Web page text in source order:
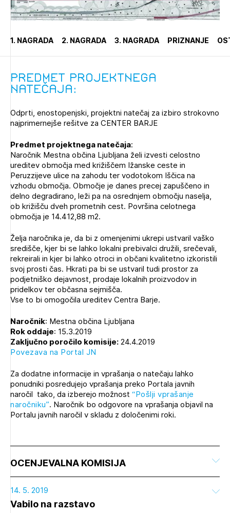
POZABLJENO GESLO
1. NAGRADA 2. NAGRADA 3. NAGRADA PRIZNANJE
Predmet projektnega
natečaja:
Odprti, enostopenjski, projektni natečaj za izbiro strokovno
najprimernejše rešitve za CENTER BARJE
Predmet projektnega natečaja:
Naročnik Mestna občina Ljubljana želi izvesti celostno
ureditev območja med križiščem Ižanske ceste in
Peruzzijeve ulice na zahodu ter vodotokom Iščica na
vzhodu območja. Območje je danes precej zapuščeno in
delno degradirano, leži pa na osrednjem območju naselja,
ob križišču dveh prometnih cest. Površina celotnega
območja je 14.412,88 m2.
Želja naročnika je, da bi z omenjenimi ukrepi ustvaril vaško
središče, kjer bi se lahko lokalni prebivalci družili, srečevali,
rekreirali in kjer bi lahko otroci in občani kvalitetno izkoristili
svoj prosti čas. Hkrati pa bi se ustvaril tudi prostor za
podjetniško dejavnost, prodaje lokalnih proizvodov in
pridelkov ter občasna sejmišča.
Vse to bi omogočila ureditev Centra Barje.
Naročnik: Mestna občina Ljubljana
Rok oddaje: 15.3.2019
Zaključno poročilo komisije:24.4.2019
Povezava na Portal JN
Za dodatne informacije in vprašanja o natečaju lahko
ponudniki posredujejo vprašanja preko Portala javnih
naročil tako, da izberejo možnost “Pošlji vprašanje
naročniku”. Naročnik bo odgovore na vprašanja objavil na
Portalu javnih naročil v skladu z določenimi roki.
OCENJEVALNA KOMISIJA
14. 5. 2019
Vabilo na razstavo
PRIJAVITE SE
Novičnik natečajev
Dnevne medijske objave